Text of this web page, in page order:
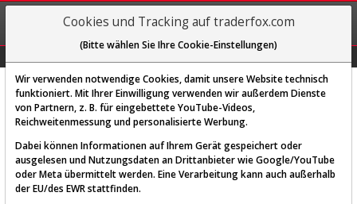
REGIS-
TRIEREN
Diese Funktion ist nur für
Cookies und Tracking auf traderfox.com
(Bitte wählen Sie Ihre Cookie-Einstellungen)
Wir verwenden notwendige Cookies, damit unsere Website technisch
funktioniert. Mit Ihrer Einwilligung verwenden wir außerdem Dienste
von Partnern, z. B. für eingebettete YouTube-Videos,
Reichweitenmessung und personalisierte Werbung.
Dabei können Informationen auf Ihrem Gerät gespeichert oder
ausgelesen und Nutzungsdaten an Drittanbieter wie Google/YouTube
oder Meta übermittelt werden. Eine Verarbeitung kann auch außerhalb
der EU/des EWR stattfinden.